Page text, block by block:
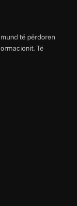
të përdoren
Të